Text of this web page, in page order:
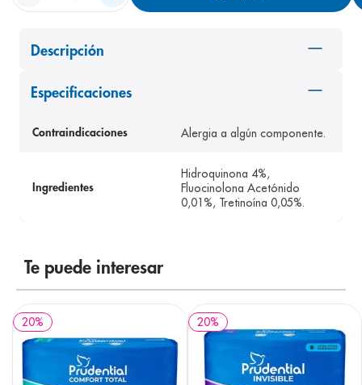
Descripción
Especificaciones
Contraindicaciones Alergia a algún componente.
Ingredientes
Hidroquinona 4%,
Fluocinolona Acetónido
0,01%, Tretinoína 0,05%.
Te puede interesar
20% 20%
6. bioderma
7 shampoo
9. pediasure
10. panolini